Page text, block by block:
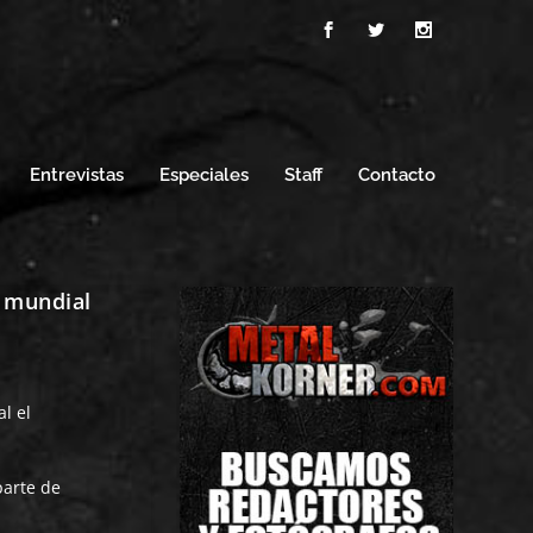
Entrevistas Especiales Staff Contacto
el
de